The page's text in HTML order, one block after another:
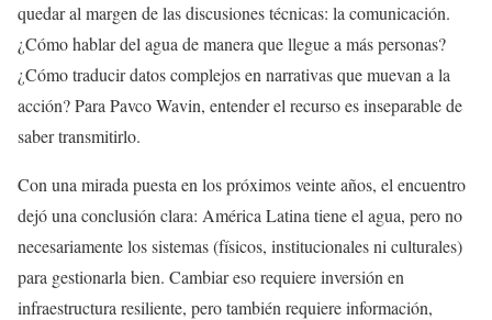
quedar al margen de las discusiones técnicas: la comunicación.
¿Cómo hablar del agua de manera que llegue a más personas?
¿Cómo traducir datos complejos en narrativas que muevan a la
acción? Para Pavco Wavin, entender el recurso es inseparable de
saber transmitirlo.
Con una mirada puesta en los próximos veinte años, el encuentro
dejó una conclusión clara: América Latina tiene el agua, pero no
necesariamente los sistemas (físicos, institucionales ni culturales)
para gestionarla bien. Cambiar eso requiere inversión en
infraestructura resiliente, pero también requiere información,